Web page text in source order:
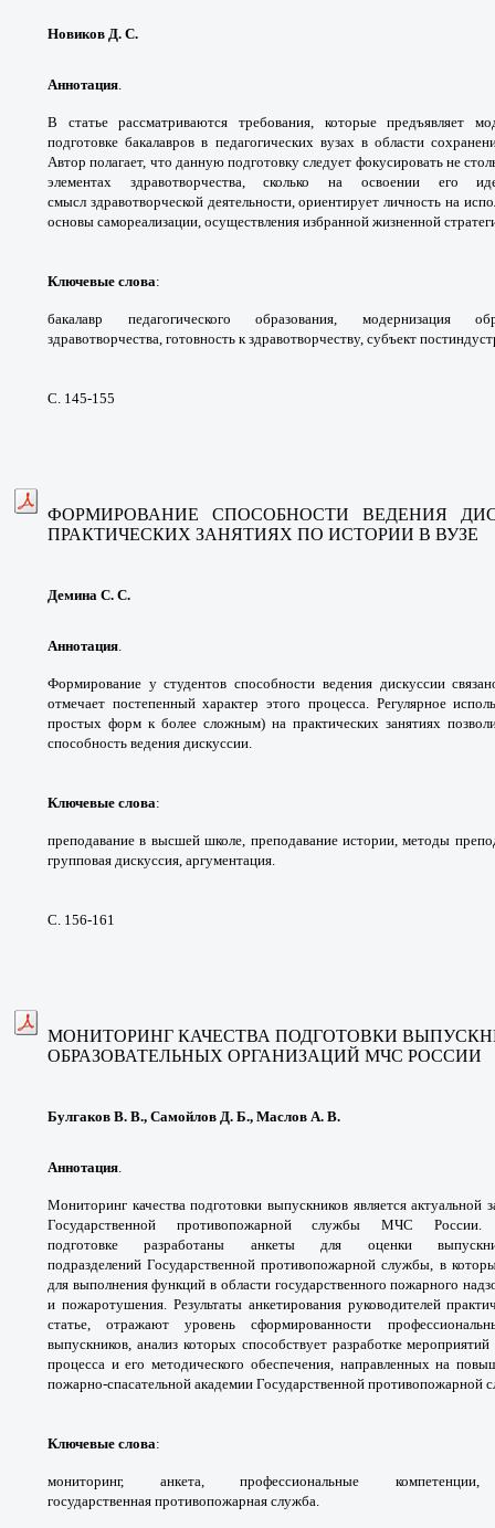
Новиков Д. С.
Аннотация.
В статье рассматриваются требования, которые предъявляет
подготовкебакалавров в педагогических вузах вобласти
Автор полагает, что данную подготовку следует фокусировать не
элементах здравотворчества, сколько на освоении его
смысл здравотворческой деятельности, ориентируетличность на
основы самореализации, осуществления избранной жизненной
Ключевые слова:
бакалавр педагогического образования, модернизация
здравотворчества, готовность к здравотворчеству, субъект
С. 145-155
ФОРМИРОВАНИЕ СПОСОБНОСТИ ВЕДЕНИЯ
ПРАКТИЧЕСКИХ ЗАНЯТИЯХ ПО ИСТОРИИ В ВУЗЕ
Демина С. С.
Аннотация.
Формирование у студентовспособности ведения дискуссии
отмечает постепенный характер этого процесса. Регулярное
простых форм к более сложным) на практических занятиях
способность ведения дискуссии.
Ключевые слова:
преподавание в высшей школе, преподавание истории, методы
групповая дискуссия, аргументация.
С. 156-161
МОНИТОРИНГ КАЧЕСТВА ПОДГОТОВКИ
ОБРАЗОВАТЕЛЬНЫХ ОРГАНИЗАЦИЙ МЧС РОССИИ
Булгаков В. В., Самойлов Д. Б., Маслов А. В.
Аннотация.
Мониторинг качества подготовки выпускников является актуальной
Государственной противопожарной службы МЧС
подготовкеразработаны анкеты для оценки
подразделенийГосударственной противопожарнойслужбы, в
для выполнения функций в области государственного пожарного
и пожаротушения. Результаты анкетирования руководителей
статье, отражают уровеньсформированности
выпускников, анализ которых способствует разработкемероприятий
процесса и его методического обеспечения, направленных на
пожарно-спасательной академии Государственной противопожарной
Ключевые слова:
мониторинг, анкета, профессиональные
государственная противопожарная служба.